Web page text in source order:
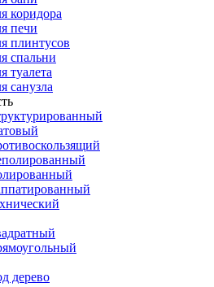
коридора
печи
плинтусов
спальни
туалета
санузла
дерево